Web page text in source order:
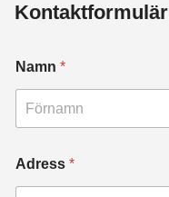
Namn *
Adress *